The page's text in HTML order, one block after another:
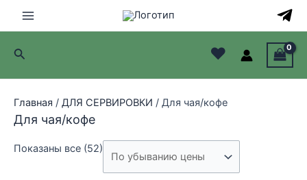
Main
Menu
Поиск ♥
Главная / ДЛЯ СЕРВИРОВКИ / Для чая/кофе
Для чая/кофе
Показаны все (52)
по